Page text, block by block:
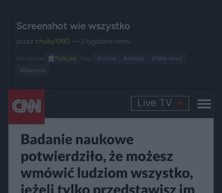
Screenshot wie wszystko
przez chuby1990 — 3 tygodnie temu
Kategoria: 🏛️ Polityka Tagi: #ironia #media
#fake news
#badania